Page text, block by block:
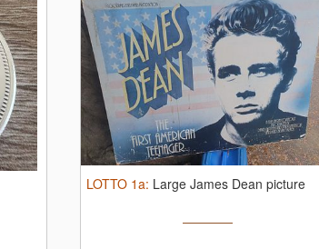
LOTTO 1a: Large James Dean picture